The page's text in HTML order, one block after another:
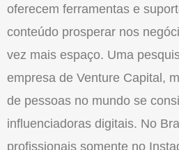
oferecem ferramentas e
conteúdo prosperar nos
vez mais espaço. Uma
empresa de Venture Capital,
de pessoas no mundo se
influenciadoras digitais. No
profissionais somente no